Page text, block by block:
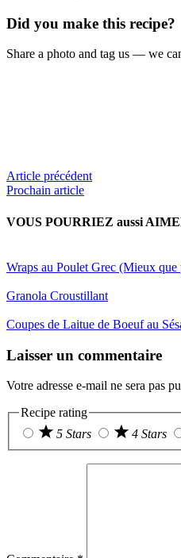
Did you make this recipe?
Share a photo and tag us — we
Article précédent
Prochain article
VOUS POURRIEZ aussi
Wraps au Poulet Grec (Mieux que
Granola Croustillant
Coupes de Laitue de Boeuf au
Interactions
Laisser un commentaire
Votre adresse e-mail ne sera pas
Recipe rating
5 Stars
4 Stars